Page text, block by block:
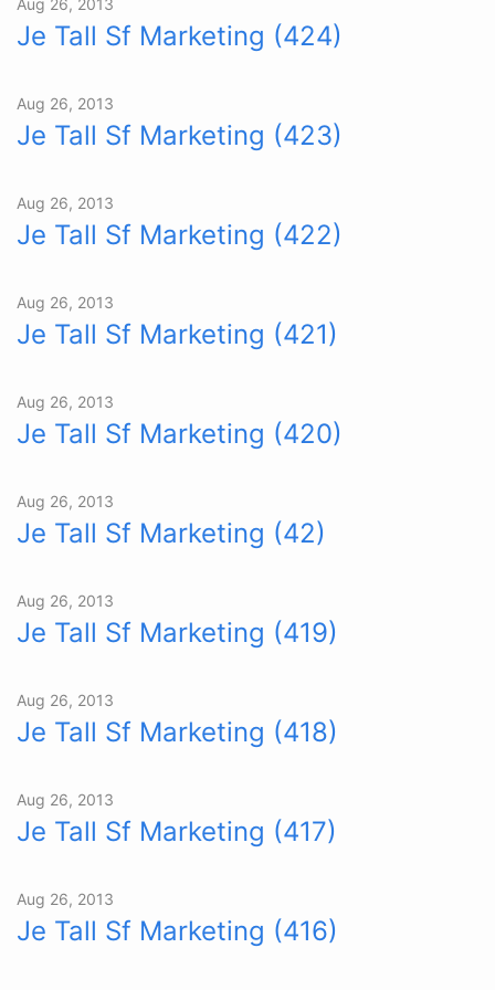
Aug 26, 2013
Je Tall Sf Marketing (424)
Aug 26, 2013
Je Tall Sf Marketing (423)
Aug 26, 2013
Je Tall Sf Marketing (422)
Aug 26, 2013
Je Tall Sf Marketing (421)
Aug 26, 2013
Je Tall Sf Marketing (420)
Aug 26, 2013
Je Tall Sf Marketing (42)
Aug 26, 2013
Je Tall Sf Marketing (419)
Aug 26, 2013
Je Tall Sf Marketing (418)
Aug 26, 2013
Je Tall Sf Marketing (417)
Aug 26, 2013
Je Tall Sf Marketing (416)